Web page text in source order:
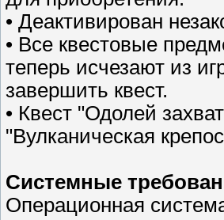
• Деактивирован
• Все квестовые
теперь исчезают из
завершить квест.
• Квест "Одолей
"Вулканическая
Системные
Операционная